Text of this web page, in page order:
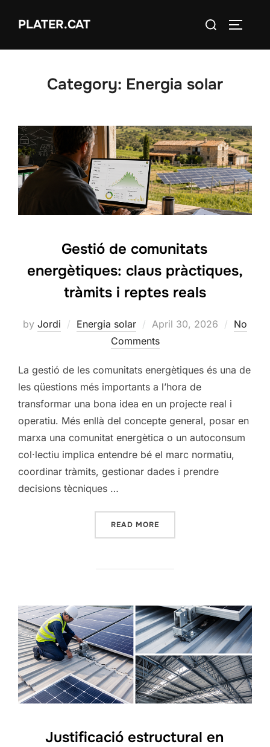
PLATER.CAT
Search
Category: Energia solar
Gestió de comunitats
energètiques: claus pràctiques,
tràmits i reptes reals
by Jordi Energia solar
Posted
on
April 30, 2026
No
Comments
La gestió de les comunitats energètiques és una de
les qüestions més importants a l’hora de
transformar una bona idea en un projecte real i
operatiu. Més enllà del concepte general, posar en
marxa una comunitat energètica o un autoconsum
col·lectiu implica entendre bé el marc normatiu,
coordinar tràmits, gestionar dades i prendre
decisions tècniques …
READ MORE
Justificació estructural en